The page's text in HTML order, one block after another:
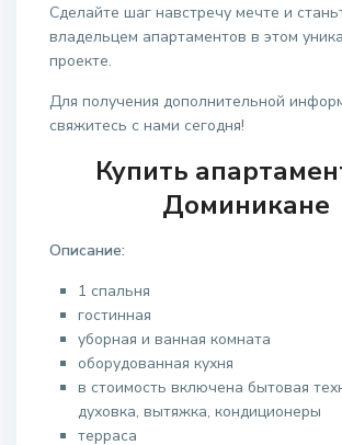
Сделайте шаг навстречу мечте и
владельцем апартаментов в этом
проекте.
Для получения дополнительной
свяжитесь с нами сегодня!
Купить
Доминикане
Описание:
1 спальня
гостинная
уборная и ванная комната
оборудованная кухня
в стоимость включена бытовая
духовка, вытяжка, кондиционеры
терраса